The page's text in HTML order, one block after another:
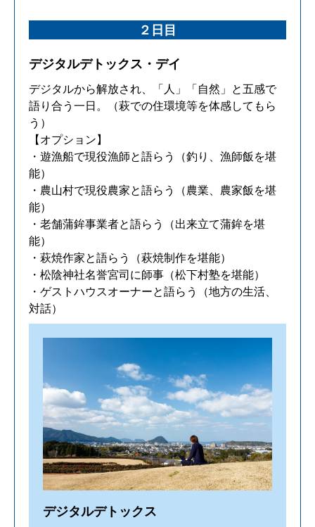
２日目
デジタルデトックス・デイ
デジタルから解放され、「人」「自然」と五感で
語り合う一日。（萩での住環境等を体感してもら
う）
【オプション】
・遊漁船で現役漁師と語らう（釣り、漁師飯を堪
能）
・農山村で現役農家と語らう（農業、農家飯を堪
能）
・老舗蒲鉾事業者と語らう（出来立て蒲鉾を堪
能）
・萩焼作家と語らう（萩焼制作を堪能）
・松陰神社名誉宮司に師事（松下村塾を堪能）
・ゲストハウスオーナーと語らう（地方の生活、
対話）
デジタルデトックス